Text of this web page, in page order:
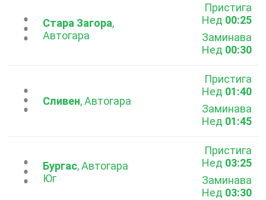
...Стара Загора,
Автогара
Пристига
Нед 00:25
Заминава
Нед 00:30
...Сливен, Автогара
Пристига
Нед 01:40
Заминава
Нед 01:45
...Бургас, Автогара
Юг
Пристига
Нед 03:25
Заминава
Нед 03:30